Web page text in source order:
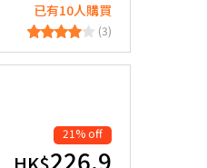
已有10人購買
(3)
21% off
226.9